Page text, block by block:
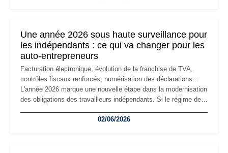
Une année 2026 sous haute surveillance pour
les indépendants : ce qui va changer pour les
auto-entrepreneurs
Facturation électronique, évolution de la franchise de TVA,
contrôles fiscaux renforcés, numérisation des déclarations…
L'année 2026 marque une nouvelle étape dans la modernisation
des obligations des travailleurs indépendants. Si le régime de
les auto-entrepreneurs devront s'adapter à un environnement
02/06/2026